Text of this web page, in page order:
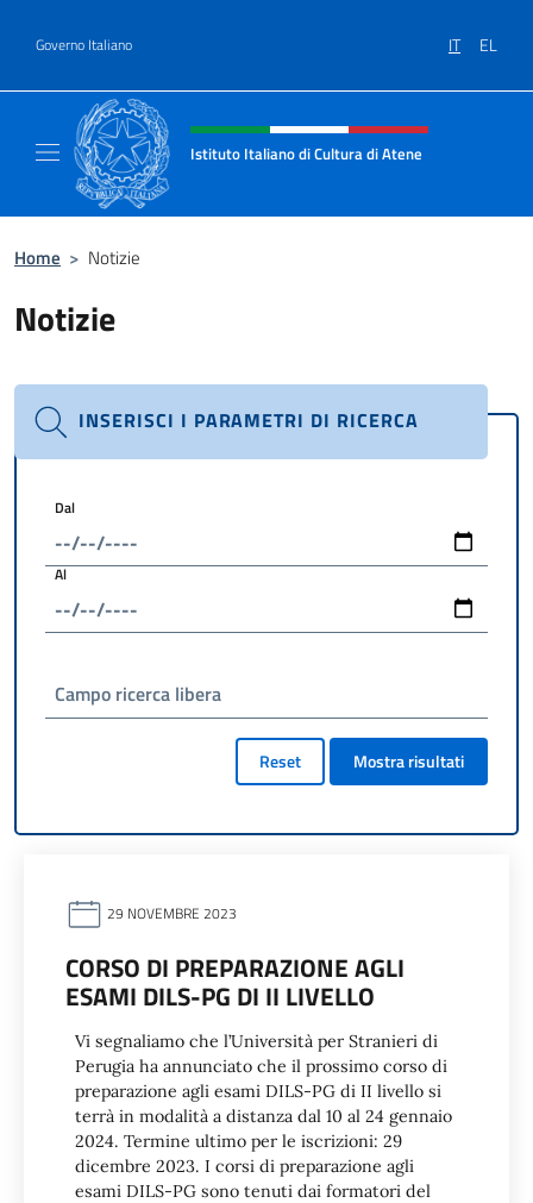
Governo Italiano IT EL
Intestazione sito, social e menù
Istituto Italiano di Cultura di Atene
Home > Notizie
Notizie
INSERISCI I PARAMETRI DI RICERCA
Dal
Al
Campo ricerca libera
Reset Mostra risultati
29 NOVEMBRE 2023
CORSO DI PREPARAZIONE AGLI
ESAMI DILS-PG DI II LIVELLO
Vi segnaliamo che l’Università per Stranieri di
Perugia ha annunciato che il prossimo corso di
preparazione agli esami DILS-PG di II livello si
terrà in modalità a distanza dal 10 al 24 gennaio
2024. Termine ultimo per le iscrizioni: 29
dicembre 2023. I corsi di preparazione agli
esami DILS-PG sono tenuti dai formatori del